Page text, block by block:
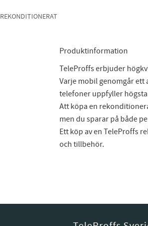
REKONDITIONERAT
Produktinformation
TeleProffs erbjuder
Varje mobil genomgår
telefoner uppfyller
Att köpa en
men du sparar på både
Ett köp av en TeleProffs
och tillbehör.